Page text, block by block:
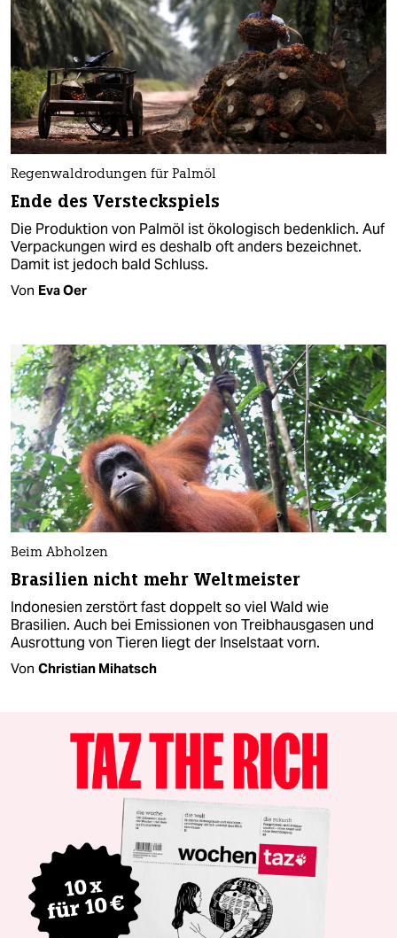
Regenwaldrodungen für Palmöl
Ende des Versteckspiels
Die Produktion von Palmöl ist ökologisch bedenklich. Auf
Verpackungen wird es deshalb oft anders bezeichnet.
Damit ist jedoch bald Schluss.
Von Eva Oer
Beim Abholzen
Brasilien nicht mehr Weltmeister
Indonesien zerstört fast doppelt so viel Wald wie
Brasilien. Auch bei Emissionen von Treibhausgasen und
Ausrottung von Tieren liegt der Inselstaat vorn.
Von Christian Mihatsch